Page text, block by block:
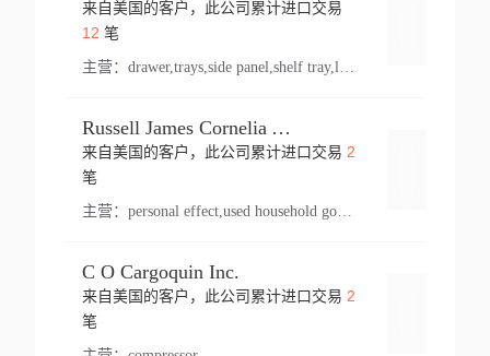
来自美国的客户，此公司累计进口交易
12 笔
主营：
Russell James Cornelia Arlington Va
来自美国的客户，此公司累计进口交易 2
笔
主营： personal effect,used household goods
C O Cargoquin Inc.
来自美国的客户，此公司累计进口交易 2
笔